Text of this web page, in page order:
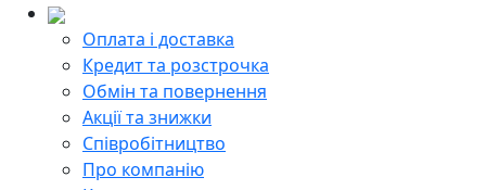
Оплата і доставка
Кредит та розстрочка
Обмін та повернення
Акції та знижки
Cпівробітництво
Про компанію